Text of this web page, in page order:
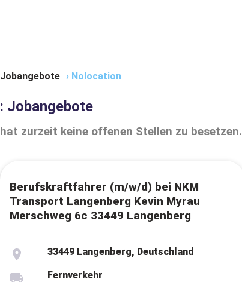
Jobangebote › Nolocation
: Jobangebote
hat zurzeit keine offenen Stellen zu besetzen.
Berufskraftfahrer (m/w/d) bei NKM
Transport Langenberg Kevin Myrau
Merschweg 6c 33449 Langenberg
33449 Langenberg, Deutschland
Fernverkehr